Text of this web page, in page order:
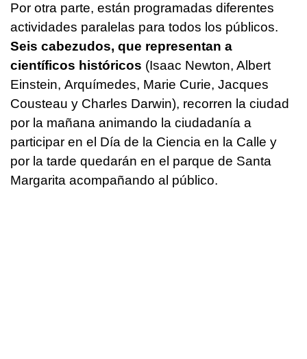
Por otra parte, están programadas diferentes
actividades paralelas para todos los públicos.
Seis cabezudos, que representan a
científicos históricos (Isaac Newton, Albert
Einstein, Arquímedes, Marie Curie, Jacques
Cousteau y Charles Darwin), recorren la ciudad
por la mañana animando la ciudadanía a
participar en el Día de la Ciencia en la Calle y
por la tarde quedarán en el parque de Santa
Margarita acompañando al público.